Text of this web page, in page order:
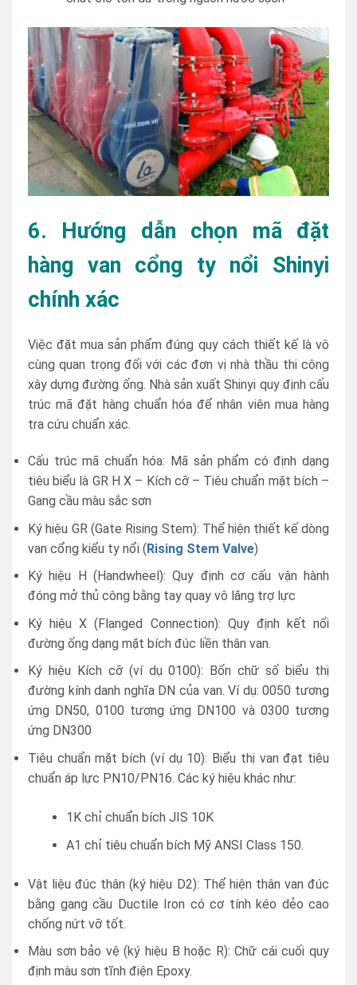
6. Hướng dẫn chọn mã đặt
hàng van cổng ty nổi Shinyi
chính xác
Việc đặt mua sản phẩm đúng quy cách thiết kế là vô
cùng quan trọng đối với các đơn vị nhà thầu thi công
xây dựng đường ống. Nhà sản xuất Shinyi quy định cấu
trúc mã đặt hàng chuẩn hóa để nhân viên mua hàng
tra cứu chuẩn xác.
Cấu trúc mã chuẩn hóa: Mã sản phẩm có định dạng
tiêu biểu là GR H X – Kích cỡ – Tiêu chuẩn mặt bích –
Gang cầu màu sắc sơn
Ký hiệu GR (Gate Rising Stem): Thể hiện thiết kế dòng
van cổng kiểu ty nổi (Rising Stem Valve)
Ký hiệu H (Handwheel): Quy định cơ cấu vận hành
đóng mở thủ công bằng tay quay vô lăng trợ lực
Ký hiệu X (Flanged Connection): Quy định kết nối
đường ống dạng mặt bích đúc liền thân van.
Ký hiệu Kích cỡ (ví dụ 0100): Bốn chữ số biểu thị
đường kính danh nghĩa DN của van. Ví dụ: 0050 tương
ứng DN50, 0100 tương ứng DN100 và 0300 tương
ứng DN300
Tiêu chuẩn mặt bích (ví dụ 10): Biểu thị van đạt tiêu
chuẩn áp lực PN10/PN16. Các ký hiệu khác như:
1K chỉ chuẩn bích JIS 10K
A1 chỉ tiêu chuẩn bích Mỹ ANSI Class 150.
Vật liệu đúc thân (ký hiệu D2): Thể hiện thân van đúc
bằng gang cầu Ductile Iron có cơ tính kéo dẻo cao
chống nứt vỡ tốt.
Màu sơn bảo vệ (ký hiệu B hoặc R): Chữ cái cuối quy
định màu sơn tĩnh điện Epoxy.